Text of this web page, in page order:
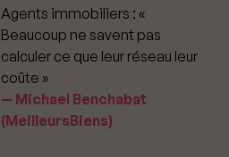
Agents immobiliers : «
Beaucoup ne savent pas
calculer ce que leur réseau leur
coûte »
Michael Benchabat
(MeilleursBiens)